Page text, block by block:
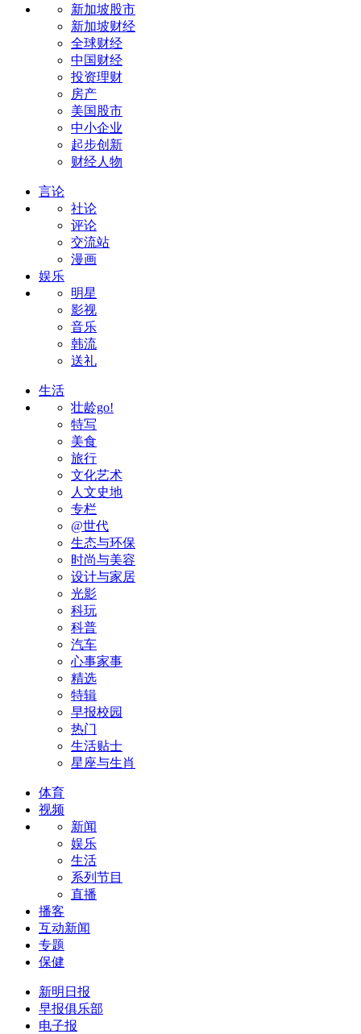
新加坡股市
新加坡财经
全球财经
中国财经
投资理财
房产
美国股市
中小企业
起步创新
财经人物
言论
社论
评论
交流站
漫画
娱乐
明星
影视
音乐
韩流
送礼
生活
壮龄go!
特写
美食
旅行
文化艺术
人文史地
专栏
@世代
生态与环保
时尚与美容
设计与家居
光影
科玩
科普
汽车
心事家事
精选
特辑
早报校园
热门
生活贴士
星座与生肖
体育
视频
新闻
娱乐
生活
系列节目
直播
播客
互动新闻
专题
保健
新明日报
早报俱乐部
电子报